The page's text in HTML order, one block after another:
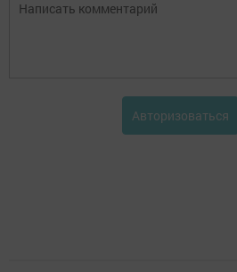
Авторизоваться